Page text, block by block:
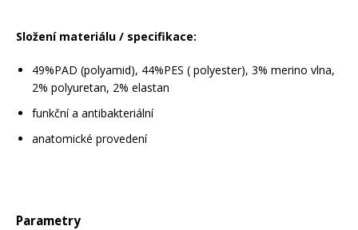
Složení materiálu / specifikace:
49%PAD (polyamid), 44%PES ( polyester), 3% merino vlna,
2% polyuretan, 2% elastan
funkční a antibakteriální
anatomické provedení
Parametry